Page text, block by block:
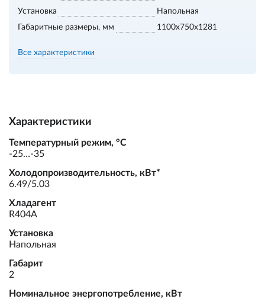
Установка
Напольная
Габаритные размеры, мм
1100х750х1281
Все характеристики
Характеристики
Температурный режим, °С
-25…-35
Холодопроизводительность, кВт*
6.49/5.03
Хладагент
R404A
Установка
Напольная
Габарит
2
Номинальное энергопотребление, кВт